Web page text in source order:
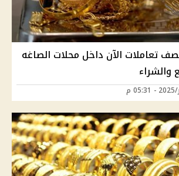
تعاملات الآن داخل محلات الصاغه
والشراء